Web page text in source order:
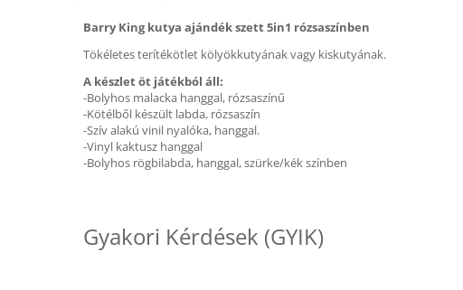
Barry King kutya ajándék szett 5in1 rózsaszínben
Tökéletes terítékötlet kölyökkutyának vagy kiskutyának.
A készlet öt játékból áll:
-Bolyhos malacka hanggal, rózsaszínű
-Kötélből készült labda, rózsaszín
-Szív alakú vinil nyalóka, hanggal.
-Vinyl kaktusz hanggal
-Bolyhos rögbilabda, hanggal, szürke/kék színben
Gyakori Kérdések (GYIK)